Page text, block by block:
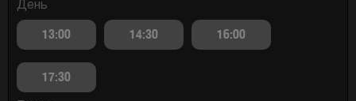
День
13:00 14:30 16:00
17:30